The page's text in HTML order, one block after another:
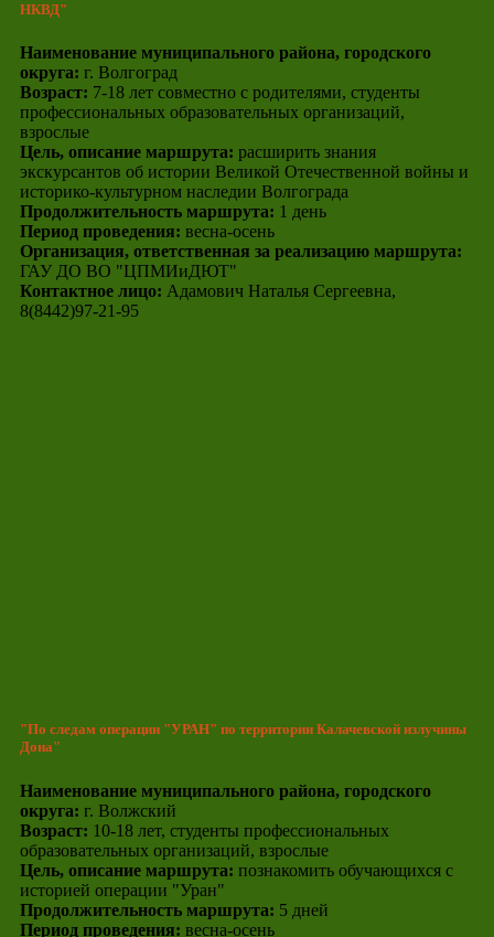
НКВД"
Наименование муниципального района, городского
округа: г. Волгоград
Возраст: 7-18 лет совместно с родителями, студенты
профессиональных образовательных организаций,
взрослые
Цель, описание маршрута: расширить знания
экскурсантов об истории Великой Отечественной войны и
историко-культурном наследии Волгограда
Продолжительность маршрута: 1 день
Период проведения: весна-осень
Организация, ответственная за реализацию маршрута:
ГАУ ДО ВО "ЦПМИиДЮТ"
Контактное лицо: Адамович Наталья Сергеевна,
8(8442)97-21-95
"По следам операции "УРАН" по территории Калачевской излучины
Дона"
Наименование муниципального района, городского
округа: г. Волжский
Возраст: 10-18 лет, студенты профессиональных
образовательных организаций, взрослые
Цель, описание маршрута: познакомить обучающихся с
историей операции "Уран"
Продолжительность маршрута: 5 дней
Период проведения: весна-осень